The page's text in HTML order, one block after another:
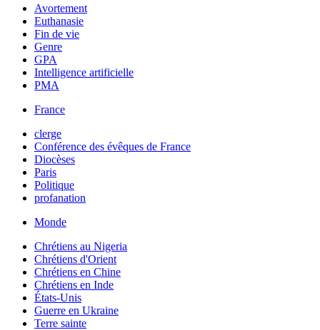
Avortement
Euthanasie
Fin de vie
Genre
GPA
Intelligence artificielle
PMA
France
clerge
Conférence des évêques de France
Diocèses
Paris
Politique
profanation
Monde
Chrétiens au Nigeria
Chrétiens d'Orient
Chrétiens en Chine
Chrétiens en Inde
États-Unis
Guerre en Ukraine
Terre sainte